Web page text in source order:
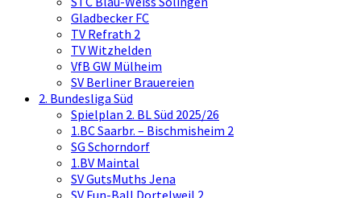
Gladbecker FC
TV Refrath 2
TV Witzhelden
VfB GW Mülheim
SV Berliner Brauereien
2. Bundesliga Süd
Spielplan 2. BL Süd 2025/26
1.BC Saarbr. – Bischmisheim 2
SG Schorndorf
1.BV Maintal
SV GutsMuths Jena
SV Fun-Ball Dortelweil 2